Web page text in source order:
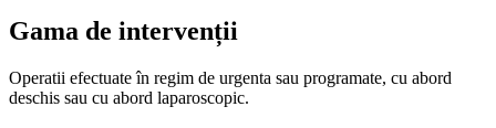
Gama de intervenții
Operatii efectuate în regim de urgenta sau programate, cu abord
deschis sau cu abord laparoscopic.